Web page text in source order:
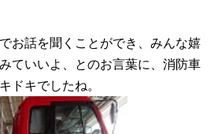
お話を聞くことができ、みんな嬉
ていいよ、とのお言葉に、消防車
ドキでしたね。